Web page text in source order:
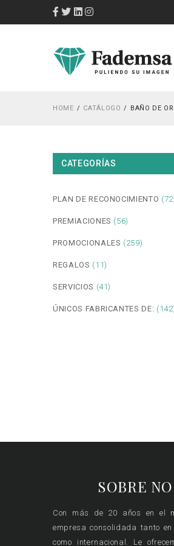
HOME CATÁLOGO BAÑO DE
CATEGORÍAS
PLAN DE RECONOCIMIENTO
PREMIACIONES (56)
PROMOCIONALES (259)
REGALOS (11)
SERVICIOS (41)
ÚNICOS FABRICANTES DE:
SOBRE
Con más de 20 años en el
empresa consolidada tanto
como internacional. Le